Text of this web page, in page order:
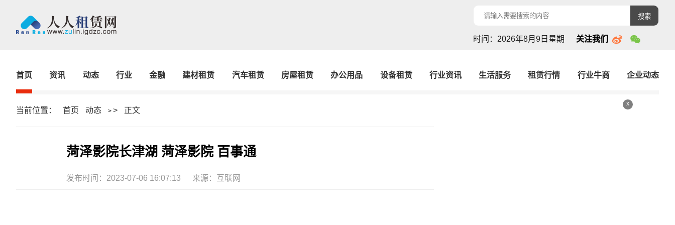
搜索
时间：2026年8月9日星期 关注我们
首页 资讯 动态 行业 金融 建材租赁 汽车租赁 房屋租赁 办公用品 设备租赁 行业资讯 生活服务 租赁行情 行业牛商 企业动态
当前位置： 首页 动态 > > 正文
菏泽影院长津湖 菏泽影院 百事通
发布时间：2023-07-06 16:07:13 来源：互联网
x